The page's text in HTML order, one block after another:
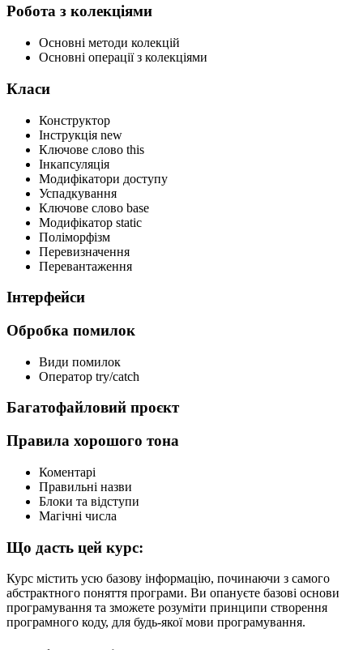
Робота з колекціями
Основні методи колекцій
Основні операції з колекціями
Класи
Конструктор
Інструкція new
Ключове слово this
Інкапсуляція
Модифікатори доступу
Успадкування
Ключове слово base
Модифікатор static
Поліморфізм
Перевизначення
Перевантаження
Інтерфейси
Обробка помилок
Види помилок
Оператор try/catch
Багатофайловий проєкт
Правила хорошого тона
Коментарі
Правильні назви
Блоки та відступи
Магічні числа
Що дасть цей курс:
Курс містить усю базову інформацію, починаючи з самого
абстрактного поняття програми. Ви опануєте базові основи
програмування та зможете розуміти принципи створення
програмного коду, для будь-якої мови програмування.